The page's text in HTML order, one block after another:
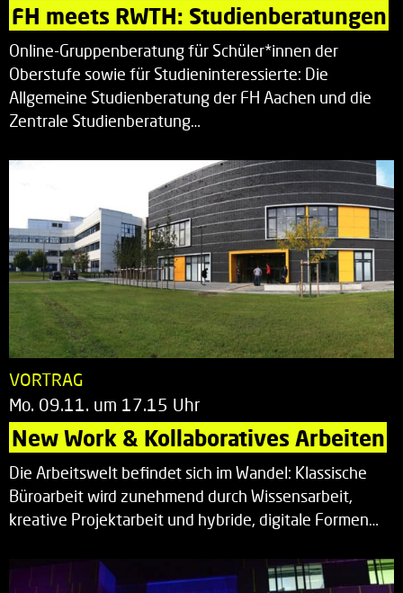
FH meets RWTH: Studienberatungen
Online-Gruppenberatung für Schüler*innen der
Oberstufe sowie für Studieninteressierte: Die
Allgemeine Studienberatung der FH Aachen und die
Zentrale Studienberatung…
VORTRAG
Mo. 09.11. um 17.15 Uhr
New Work & Kollaboratives Arbeiten
Die Arbeitswelt befindet sich im Wandel: Klassische
Büroarbeit wird zunehmend durch Wissensarbeit,
kreative Projektarbeit und hybride, digitale Formen…